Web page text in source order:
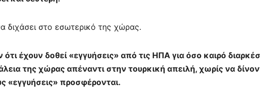
ε
διχάσει στο εσωτερικό της χώρας.
έχουν δοθεί «εγγυήσεις» από τις ΗΠΑ για όσο καιρό
της χώρας απέναντι στην τουρκική απειλή, χωρίς να
«εγγυήσεις» προσφέρονται.